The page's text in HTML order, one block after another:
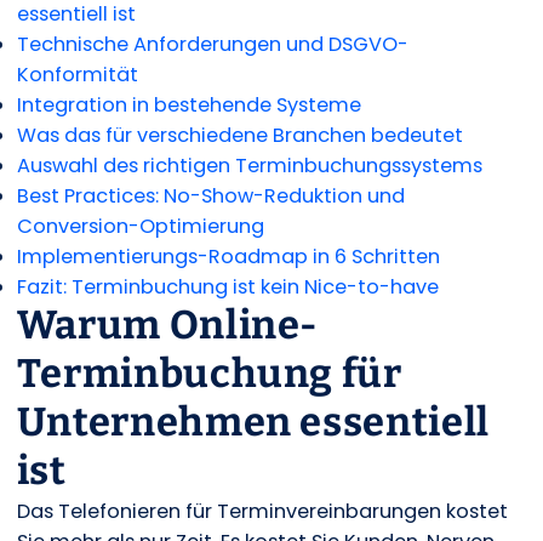
essentiell ist
Technische Anforderungen und DSGVO-
Konformität
Integration in bestehende Systeme
Was das für verschiedene Branchen bedeutet
Auswahl des richtigen Terminbuchungssystems
Best Practices: No-Show-Reduktion und
Conversion-Optimierung
Implementierungs-Roadmap in 6 Schritten
Fazit: Terminbuchung ist kein Nice-to-have
Warum Online-
Terminbuchung für
Unternehmen essentiell
ist
Das Telefonieren für Terminvereinbarungen kostet